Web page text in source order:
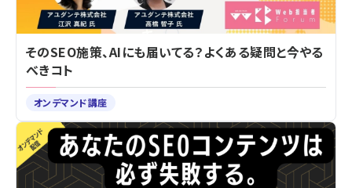
そのSEO施策、AIにも届いてる？よくある疑問と今やる
べきコト
オンデマンド講座